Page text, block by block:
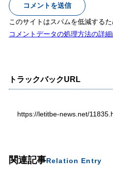
このサイトはスパムを低減する
コメントデータの処理方法の詳
トラックバックURL
https://letitbe-news.net/
関連記事Relation Entry